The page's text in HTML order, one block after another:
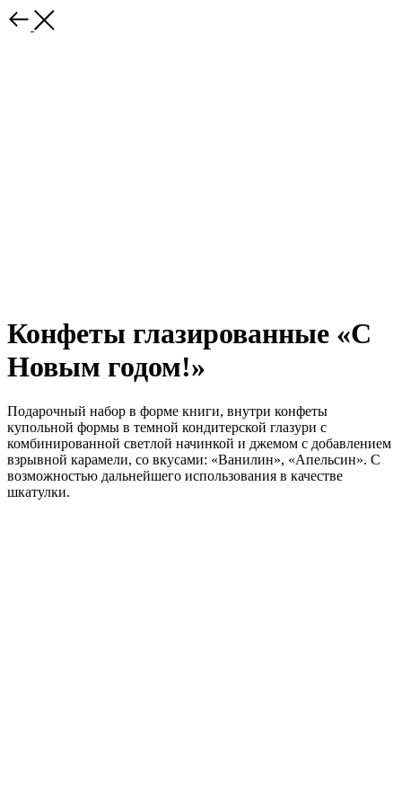
Конфеты глазированные «С
Новым годом!»
Подарочный набор в форме книги, внутри конфеты
купольной формы в темной кондитерской глазури с
комбинированной светлой начинкой и джемом с добавлением
взрывной карамели, со вкусами: «Ванилин», «Апельсин». С
возможностью дальнейшего использования в качестве
шкатулки.